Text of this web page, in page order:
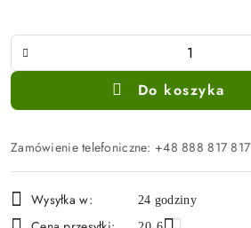
Do koszyka
Zamówienie telefoniczne: +48 888 817 817
i
Wysyłka w: 24 godziny